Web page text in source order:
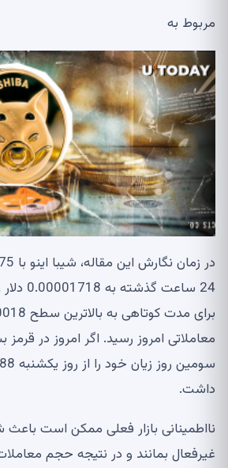
مربوط به
24 ساعت
معاملاتی امروز رسید. اگر امروز در قرمز
داشت.
نااطمینانی بازار فعلی ممکن است
غیرفعال بمانند و در نتیجه حجم